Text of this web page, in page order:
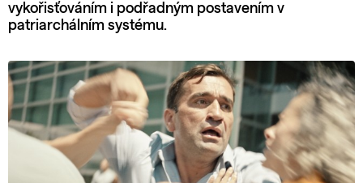
vykořisťováním i podřadným postavením v
patriarchálním systému.